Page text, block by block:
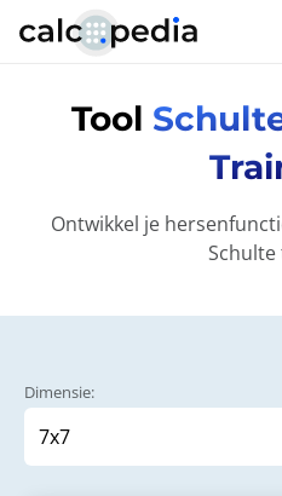
Tool
Ontwikkel je
Schulte
Dimensie: